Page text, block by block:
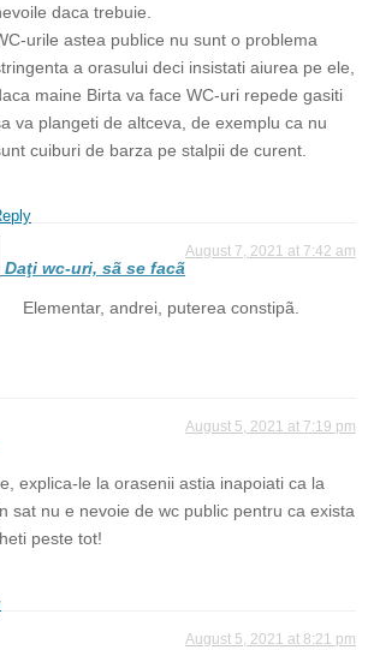
daca trebuie.
urile astea publice nu sunt o problema
a orasului deci insistati aiurea pe ele,
maine Birta va face WC-uri repede gasiti
va plangeti de altceva, de exemplu ca nu
cuiburi de barza pe stalpii de curent.
Daţi wc-uri, sã se facã
August 7, 2021 at 7:42 am
Elementar, andrei, puterea constipã.
August 5, 2021 at 7:19 pm
explica-le la orasenii astia inapoiati ca la
sat nu e nevoie de wc public pentru ca exista
peste tot!
August 5, 2021 at 8:21 pm